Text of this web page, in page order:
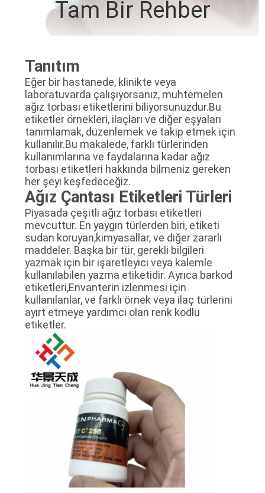
KONTROL
ILETIŞIME
GEÇIN
HABERLER
VAKALAR
SITE
HARITASI
PRIVACY
POLICY
Tam Bir Rehber
Tanıtım
Eğer bir hastanede, klinikte veya
laboratuvarda çalışıyorsanız, muhtemelen
ağız torbası etiketlerini biliyorsunuzdur.Bu
etiketler örnekleri, ilaçları ve diğer eşyaları
tanımlamak, düzenlemek ve takip etmek için
kullanılır.Bu makalede, farklı türlerinden
kullanımlarına ve faydalarına kadar ağız
torbası etiketleri hakkında bilmeniz gereken
her şeyi keşfedeceğiz.
Ağız Çantası Etiketleri Türleri
Piyasada çeşitli ağız torbası etiketleri
mevcuttur. En yaygın türlerden biri, etiketi
sudan koruyan,kimyasallar, ve diğer zararlı
maddeler. Başka bir tür, gerekli bilgileri
yazmak için bir işaretleyici veya kalemle
kullanılabilen yazma etiketidir. Ayrıca barkod
etiketleri,Envanterin izlenmesi için
kullanılanlar, ve farklı örnek veya ilaç türlerini
ayırt etmeye yardımcı olan renk kodlu
etiketler.